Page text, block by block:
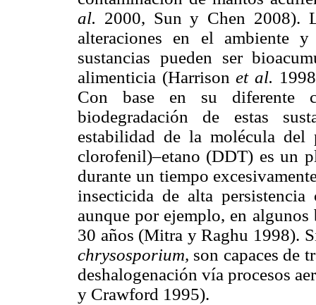
al. 2000, Sun y Chen 2008).
alteraciones en el ambiente
sustancias pueden ser
alimenticia (Harrisonet al.
Con base en su diferente
biodegradación de estas
estabilidad de la molécula del
clorofenil)–etano (DDT) es un
durante un tiempo
insecticida de alta
aunque por ejemplo, en
30 años (Mitra y Raghu 1998).
chrysosporium, son capaces de
deshalogenación vía procesos
y Crawford 1995).